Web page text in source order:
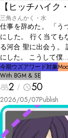
【ヒッチハイク
三角さんかく・水
仕事を辞めた。 「うつ病」になった僕は、ある日、一人旅に出ること
にした。 行く当ても
る河合 聖に出会う。 話した感じが良い人そうで、僕は彼を乗せること
にした。 こうして僕
今期ウズアワード対象
With BGM & SE
2 50
2026/05/07Publish